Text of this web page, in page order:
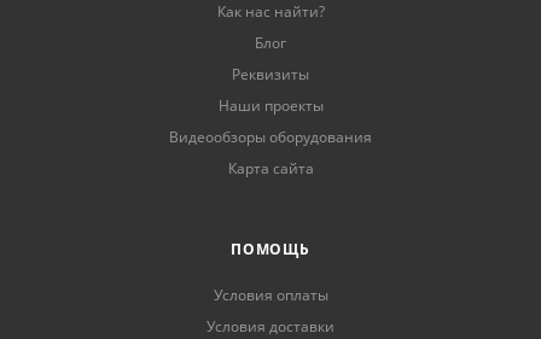
Как нас найти?
Блог
Реквизиты
Наши проекты
Видеообзоры оборудования
Карта сайта
ПОМОЩЬ
Условия оплаты
Условия доставки